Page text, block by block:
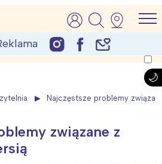
imprezy rodzinne
Najczęstsze problemy
związane z